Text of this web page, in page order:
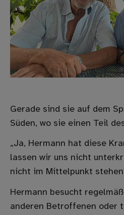
Gerade sind sie auf dem
Süden, wo sie einen Teil
„Ja, Hermann hat diese
lassen wir uns nicht
nicht im Mittelpunkt
Hermann besucht
anderen Betroffenen oder